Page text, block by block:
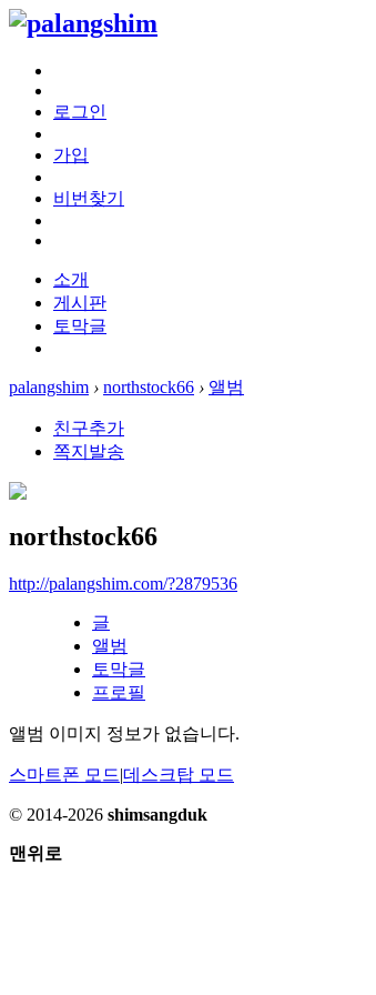
로그인
가입
비번찾기
소개
게시판
토막글
palangshim › northstock66 › 앨범
친구추가
쪽지발송
northstock66
http://palangshim.com/?2879536
글
앨범
토막글
프로필
앨범 이미지 정보가 없습니다.
스마트폰 모드|데스크탑 모드
© 2014-2026 shimsangduk
맨위로